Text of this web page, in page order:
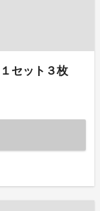
セット３枚